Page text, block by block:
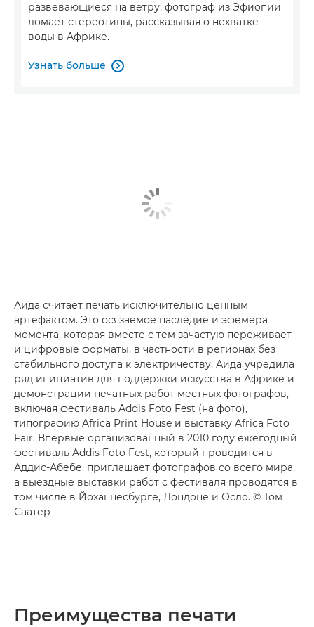
развевающиеся на ветру: фотограф из Эфиопии
ломает стереотипы, рассказывая о нехватке
воды в Африке.
Узнать больше 
Аида считает печать исключительно ценным
артефактом. Это осязаемое наследие и эфемера
момента, которая вместе с тем зачастую переживает
и цифровые форматы, в частности в регионах без
стабильного доступа к электричеству. Аида учредила
ряд инициатив для поддержки искусства в Африке и
демонстрации печатных работ местных фотографов,
включая фестиваль Addis Foto Fest (на фото),
типографию Africa Print House и выставку Africa Foto
Fair. Впервые организованный в 2010 году ежегодный
фестиваль Addis Foto Fest, который проводится в
Аддис-Абебе, приглашает фотографов со всего мира,
а выездные выставки работ с фестиваля проводятся в
том числе в Йоханнесбурге, Лондоне и Осло. © Том
Саатер
Преимущества печати